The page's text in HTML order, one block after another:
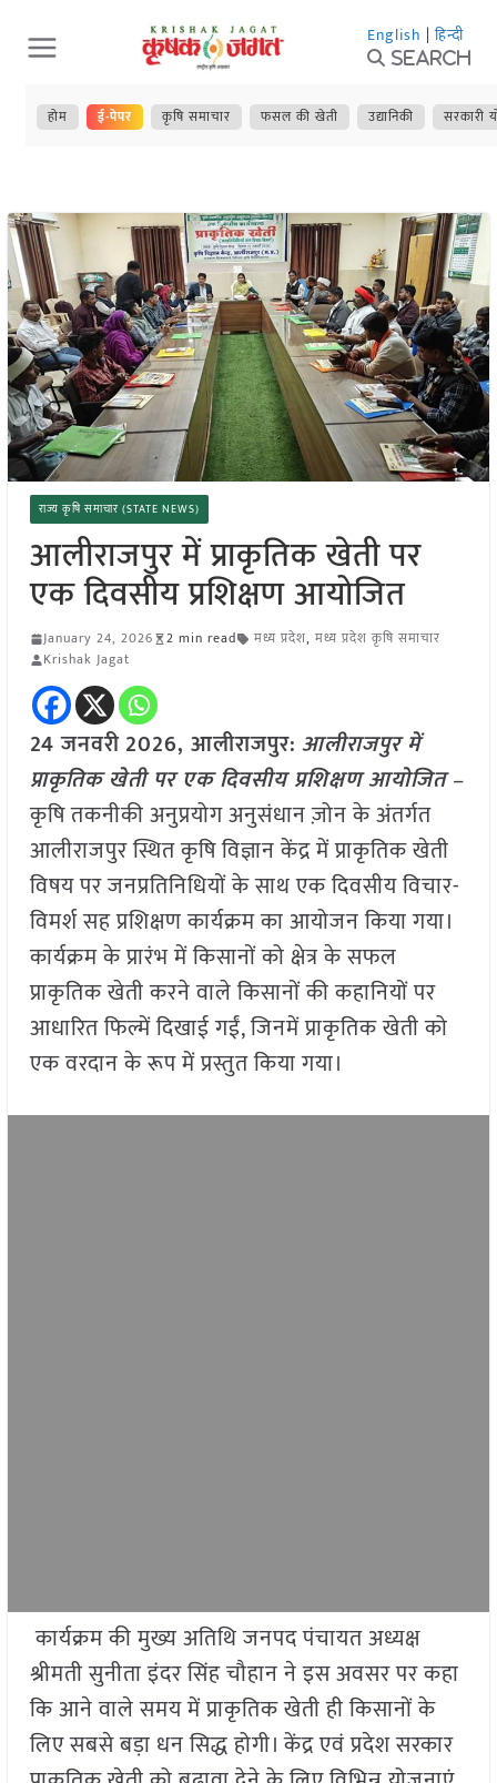
Skip
to
content
English | हिन्दी
Search
होम ई-पेपर कृषि समाचार फसल की खेती उद्यानिकी सरकारी
राज्य कृषि समाचार (STATE NEWS)
आलीराजपुर में प्राकृतिक खेती पर
एक दिवसीय प्रशिक्षण आयोजित
January 24, 2026 2 min read मध्य प्रदेश, मध्य प्रदेश कृषि समाचार
Krishak Jagat
24 जनवरी2026, आलीराजपुर: आलीराजपुर में
प्राकृतिक खेती पर एक दिवसीय प्रशिक्षण आयोजित–
कृषि तकनीकी अनुप्रयोग अनुसंधान ज़ोन के अंतर्गत
आलीराजपुर स्थित कृषि विज्ञान केंद्र में प्राकृतिक खेती
विषय पर जनप्रतिनिधियों के साथ एक दिवसीय विचार-
विमर्श सह प्रशिक्षण कार्यक्रम का आयोजन किया गया।
कार्यक्रम के प्रारंभ में किसानों को क्षेत्र के सफल
प्राकृतिक खेती करने वाले किसानों की कहानियों पर
आधारित फिल्में दिखाई गईं, जिनमें प्राकृतिक खेती को
एक वरदान के रूप में प्रस्तुत किया गया।
कार्यक्रम की मुख्य अतिथि जनपद पंचायत अध्यक्ष
श्रीमती सुनीता इंदर सिंह चौहान ने इस अवसर पर कहा
कि आने वाले समय में प्राकृतिक खेती ही किसानों के
लिए सबसे बड़ा धन सिद्ध होगी। केंद्र एवं प्रदेश सरकार